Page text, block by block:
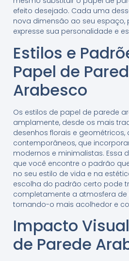
efeito desejado. Cada uma
nova dimensão ao seu espaço,
expresse sua personalidade e
Estilos e
Papel de
Arabesco
Os estilos de papel de parede
amplamente, desde os mais
desenhos florais e geométricos,
contemporâneos, que
modernos e minimalistas. Essa
que você encontre o padrão
no seu estilo de vida e na
escolha do padrão certo pode
completamente a atmosfera de
tornando-o mais acolhedor e
Impacto
de Parede